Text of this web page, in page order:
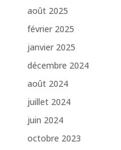
août 2025
février 2025
janvier 2025
décembre 2024
août 2024
juillet 2024
juin 2024
octobre 2023